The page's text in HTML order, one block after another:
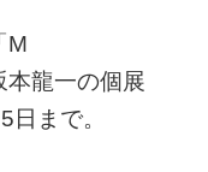
M
本龍一の個展
まで。